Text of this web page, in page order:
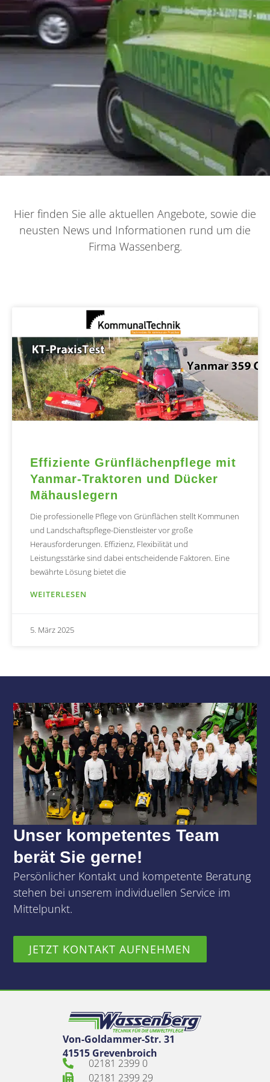
Hier finden Sie alle aktuellen Angebote, sowie die
neusten News und Informationen rund um die
Firma Wassenberg.
Effiziente Grünflächenpflege mit
Yanmar-Traktoren und Dücker
Mähauslegern
Die professionelle Pflege von Grünflächen stellt Kommunen
und Landschaftspflege-Dienstleister vor große
Herausforderungen. Effizienz, Flexibilität und
Leistungsstärke sind dabei entscheidende Faktoren. Eine
bewährte Lösung bietet die
WEITERLESEN
5. März 2025
Unser kompetentes Team
berät Sie gerne!
Persönlicher Kontakt und kompetente Beratung
stehen bei unserem individuellen Service im
Mittelpunkt.
JETZT KONTAKT AUFNEHMEN
Von-Goldammer-Str. 31
41515 Grevenbroich
02181 2399 0
02181 2399 29